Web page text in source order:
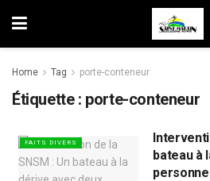
Home Tag porte-conteneur
Étiquette : porte-conteneur
FAITS DIVERS
bateau à